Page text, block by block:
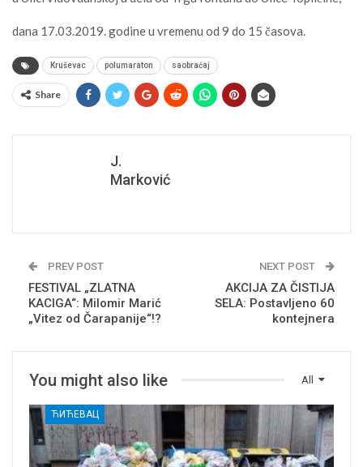
dana 17.03.2019. godine u vremenu od 9 do 15 časova.
Kruševac polumaraton saobraćaj
Share
J.
Marković
PREV POST
FESTIVAL „ZLATNA
KACIGA“: Milomir Marić
„Vitez od Čarapanije“!?
NEXT POST
AKCIJA ZA ČISTIJA
SELA: Postavljeno 60
kontejnera
All
You might also like
ЋИЋЕВАЦ